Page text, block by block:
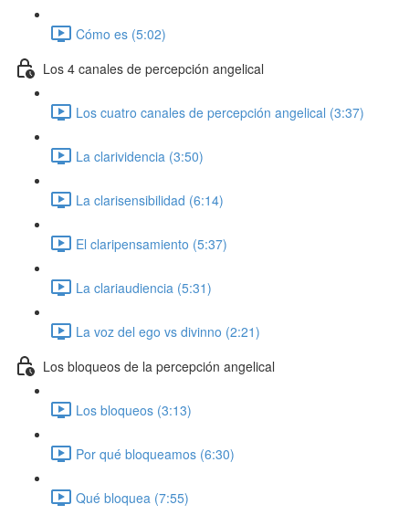
Cómo es (5:02)
Los 4 canales de percepción angelical
Los cuatro canales de percepción angelical (3:37)
La clarividencia (3:50)
La clarisensibilidad (6:14)
El claripensamiento (5:37)
La clariaudiencia (5:31)
La voz del ego vs divinno (2:21)
Los bloqueos de la percepción angelical
Los bloqueos (3:13)
Por qué bloqueamos (6:30)
Qué bloquea (7:55)